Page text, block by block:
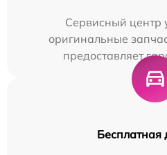
Сервисный центр
оригинальные
предоставляет
Бесплатная